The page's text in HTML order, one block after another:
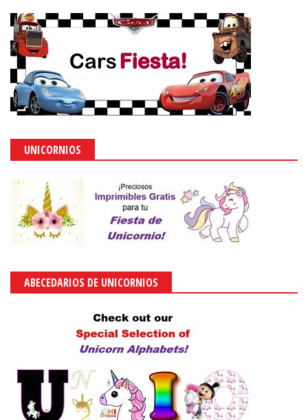
UNICORNIOS
ABECEDARIOS DE UNICORNIOS